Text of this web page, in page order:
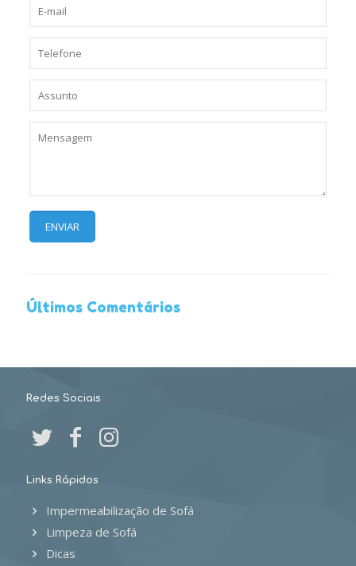
Últimos Comentários
Redes Sociais
Links Rápidos
Impermeabilização de Sofá
Limpeza de Sofá
Dicas